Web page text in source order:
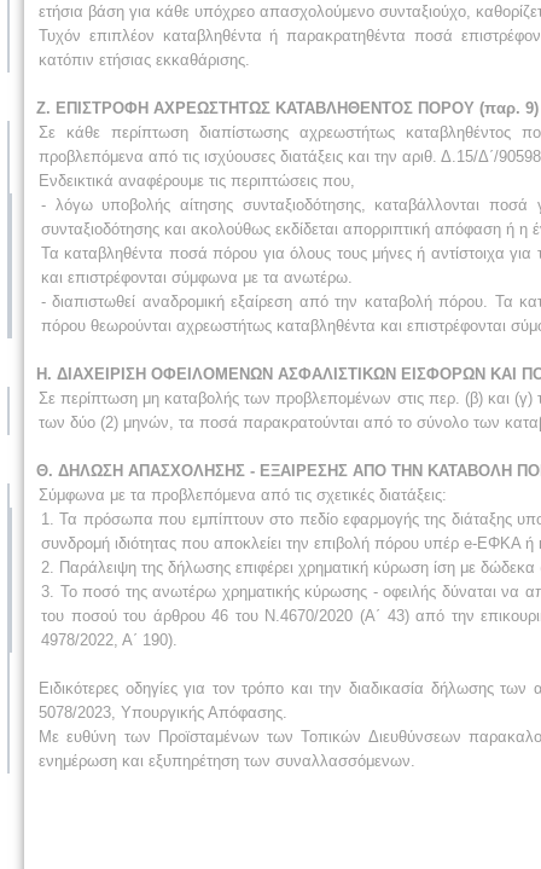
ετήσια βάση για κάθε υπόχρεο απασχολούμενο συνταξιούχο,
Τυχόν επιπλέον καταβληθέντα ή παρακρατηθέντα ποσά
κατόπιν ετήσιας εκκαθάρισης.
Ζ. ΕΠΙΣΤΡΟΦΗ ΑΧΡΕΩΣΤΗΤΩΣ ΚΑΤΑΒΛΗΘΕΝΤΟΣ ΠΟΡΟΥ (παρ. 9)
Σε κάθε περίπτωση διαπίστωσης αχρεωστήτως
προβλεπόμενα από τις ισχύουσες διατάξεις και την αριθ. Δ.15/Δ΄/
Ενδεικτικά αναφέρουμε τις περιπτώσεις που,
- λόγω υποβολής αίτησης συνταξιοδότησης, καταβάλλονται
συνταξιοδότησης και ακολούθως εκδίδεται απορριπτική απόφαση ή η
Τα καταβληθέντα ποσά πόρου για όλους τους μήνες ή αντίστοιχα
και επιστρέφονται σύμφωνα με τα ανωτέρω.
- διαπιστωθεί αναδρομική εξαίρεση από την καταβολή πόρου. Τα
πόρου θεωρούνται αχρεωστήτως καταβληθέντα και επιστρέφονται
Η. ΔΙΑΧΕΙΡΙΣΗ ΟΦΕΙΛΟΜΕΝΩΝ ΑΣΦΑΛΙΣΤΙΚΩΝ ΕΙΣΦΟΡΩΝ ΚΑΙ
Σε περίπτωση μη καταβολής των προβλεπομένων στις περ. (β) και
των δύο (2) μηνών, τα ποσά παρακρατούνται από το σύνολο των
Θ. ΔΗΛΩΣΗ ΑΠΑΣΧΟΛΗΣΗΣ - ΕΞΑΙΡΕΣΗΣ ΑΠΟ ΤΗΝ ΚΑΤΑΒΟΛΗ
Σύμφωνα με τα προβλεπόμενα από τις σχετικές διατάξεις:
1. Τα πρόσωπα που εμπίπτουν στο πεδίο εφαρμογής της διάταξης
συνδρομή ιδιότητας που αποκλείει την επιβολή πόρου υπέρ e-ΕΦΚΑ ή
2. Παράλειψη της δήλωσης επιφέρει χρηματική κύρωση ίση με δώδεκα
3. Το ποσό της ανωτέρω χρηματικής κύρωσης - οφειλής δύναται να
του ποσού του άρθρου 46 του Ν.4670/2020 (Α΄ 43) από την
4978/2022, Α΄ 190).
Ειδικότερες οδηγίες για τον τρόπο και την διαδικασία δήλωσης
5078/2023, Υπουργικής Απόφασης.
Με ευθύνη των Προϊσταμένων των Τοπικών Διευθύνσεων
ενημέρωση και εξυπηρέτηση των συναλλασσόμενων.